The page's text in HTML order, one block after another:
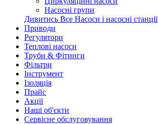
Насосні групи
Дивитись Все Насоси і насосні станції
Приводи
Регулятори
Теплові насоси
Труби & Фітинги
Фільтри
Інструмент
Ізоляція
Прайс
Акції
Наші об'єкти
Сервісне обслуговування